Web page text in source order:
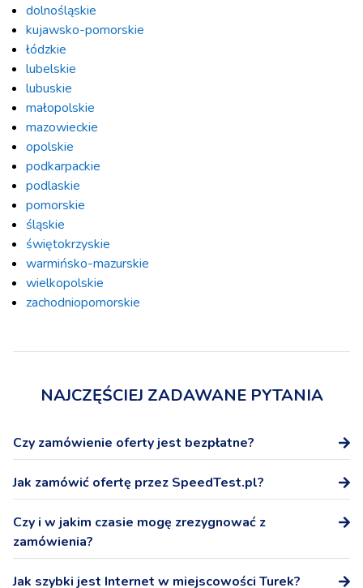
dolnośląskie
kujawsko-pomorskie
łódzkie
lubelskie
lubuskie
małopolskie
mazowieckie
opolskie
podkarpackie
podlaskie
pomorskie
śląskie
świętokrzyskie
warmińsko-mazurskie
wielkopolskie
zachodniopomorskie
NAJCZĘŚCIEJ ZADAWANE PYTANIA
Czy zamówienie oferty jest bezpłatne?
Tak, zamówienie oferty na stronie SpeedTest.pl nie wiąże
się z żadnymi dodatkowymi kosztami.
Jak zamówić ofertę przez SpeedTest.pl?
Po wybraniu oferty podaj numer telefonu, a przedstawicel
Operatora skontaktuje się z Tobą niezwłocznie w celu
potwierdzenia warunków oferty i podpisania umowy.
Czy i w jakim czasie mogę zrezygnować z
zamówienia?
W ciągu 14 dni możesz odstąpić od podpisanej na
Jak szybki jest Internet w miejscowości Turek?